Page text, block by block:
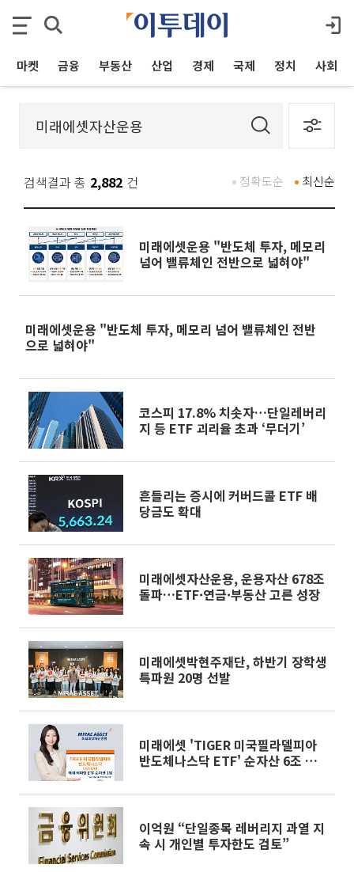
마켓 금융 부동산 산업 경제 국제 정치 사회
검색결과 총 2,882 건 최신순
정확도순
미래에셋운용 "반도체 투자, 메모리
넘어 밸류체인 전반으로 넓혀야"
미래에셋운용 "반도체 투자, 메모리 넘어 밸류체인 전반
으로 넓혀야"
코스피 17.8% 치솟자…단일레버리
지 등 ETF 괴리율 초과 ‘무더기’
흔들리는 증시에 커버드콜 ETF 배
당금도 확대
미래에셋자산운용, 운용자산 678조
돌파…ETF·연금·부동산 고른 성장
미래에셋박현주재단, 하반기 장학생
특파원 20명 선발
미래에셋 'TIGER 미국필라델피아
반도체나스닥 ETF' 순자산 6조 돌
이억원 “단일종목 레버리지 과열 지
속 시 개인별 투자한도 검토”